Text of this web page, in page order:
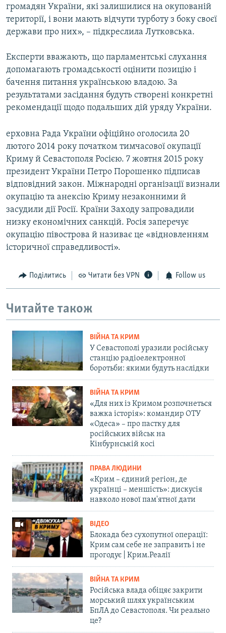
громадян України, які залишилися на окупованій
території, і вони мають відчути турботу з боку своєї
держави про них», – підкреслила Лутковська.
Експерти вважають, що парламентські слухання
допомагають громадськості оцінити позицію і
бачення питання українською владою. За
результатами засідання будуть створені конкретні
рекомендації щодо подальших дій уряду України.
ерховна Рада України офіційно оголосила 20
лютого 2014 року початком тимчасової окупації
Криму й Севастополя Росією. 7 жовтня 2015 року
президент України Петро Порошенко підписав
відповідний закон. Міжнародні організації визнали
окупацію та анексію Криму незаконними й
засудили дії Росії. Країни Заходу запровадили
низку економічних санкцій. Росія заперечує
окупацію півострова й називає це «відновленням
історичної справедливості».
Поділитись Читати без VPN Follow us
Читайте також
ВІЙНА ТА КРИМ
У Севастополі уразили російську
станцію радіоелектронної
боротьби: якими будуть наслідки
ВІЙНА ТА КРИМ
«Для них із Кримом розпочнеться
важка історія»: командир ОТУ
«Одеса» – про пастку для
російських військ на
Кінбурнській косі
ПРАВА ЛЮДИНИ
«Крим – єдиний регіон, де
українці – меншість»: дискусія
навколо нової пам'ятної дати
ВІДЕО
Блокада без сухопутної операції:
Крим сам себе не заправить і не
прогодує | Крим.Реалії
ВІЙНА ТА КРИМ
Російська влада обіцяє закрити
морський шлях українським
БпЛА до Севастополя. Чи реально
це?